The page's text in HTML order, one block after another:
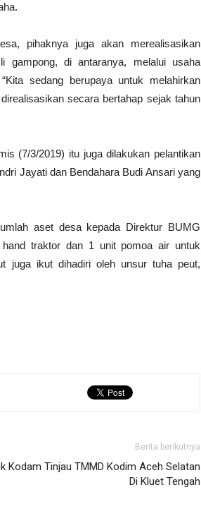
pihaknya juga akan merealisasikan
gampong, di antaranya, melalui usaha
sedang berupaya untuk melahirkan
secara bertahap sejak tahun
(7/3/2019) itu juga dilakukan pelantikan
Jayati dan Bendahara Budi Ansari yang
aset desa kepada Direktur BUMG
traktor dan 1 unit pomoa air untuk
juga ikut dihadiri oleh unsur tuha peut,
Berita berikutnya
Kodam Tinjau TMMD Kodim Aceh Selatan
Di Kluet Tengah